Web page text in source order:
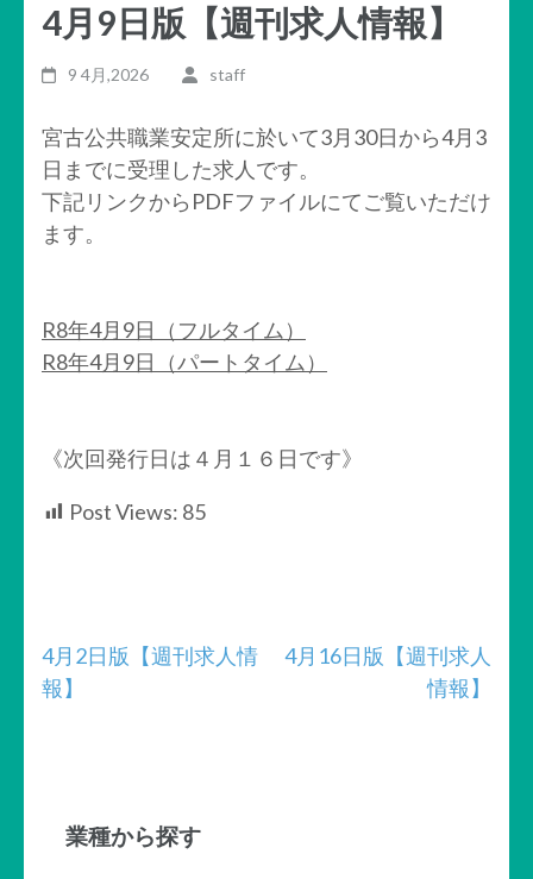
4月9日版【週刊求人情報】
9 4月,2026 staff
宮古公共職業安定所に於いて3月30日から4月3
日までに受理した求人です。
下記リンクからPDFファイルにてご覧いただけ
ます。
R8年4月9日（フルタイム）
R8年4月9日（パートタイム）
《次回発行日は４月１６日です》
Post Views: 85
投
稿
ゲ
4月2日版【週刊求人情
報】
4月16日版【週刊求人
情報】
業種から探す